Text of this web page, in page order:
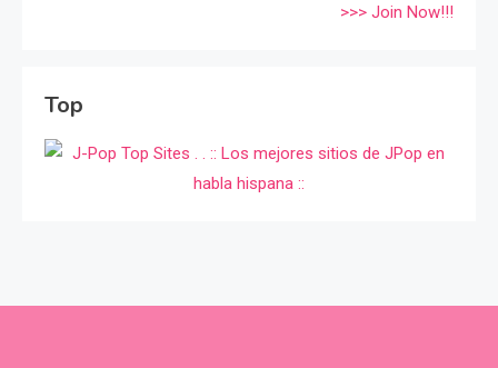
>>> Join Now!!!
Top